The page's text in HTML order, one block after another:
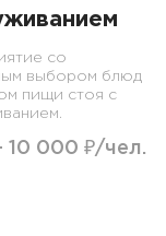
со
выбором блюд
пищи стоя с
10 000 ₽/чел.